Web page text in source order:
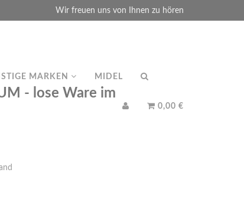
Wir freuen uns von Ihnen zu hören
MARKEN MIDEL
0,00 €
- lose Ware im